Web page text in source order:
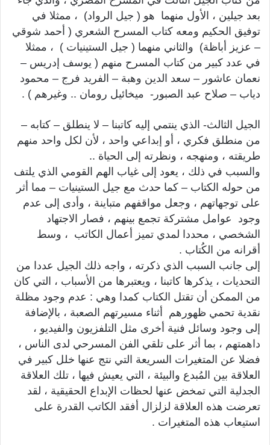
بعد جيلين ، الأول منهما هو ( جيل الرواد) ، ممثلا في
توفيق الحكيم ومعه كتاب المسرح الشعري ( أحمد شوقي
– عزيز أباظة) والثاني منهما ( جيل الستينيات ) ، ممثلا
في عدد كبير من كتاب المسرح منهم ( يوسف إدريس –
نعمان عاشور – سعد الدين وهبة – الفريد فرج – محمود
دياب – صلاح عبد الصبور- ميخائيل رومان .. وغيرهم ) .
الجيل الثالث- الذي ينتمي إليه كاتبنا – لا ينطلق – كتابه –
من منطلق فكري ، أو إبداعي واحد ، لأن لكل واحد منهم
طريقته ، ومنهجه ، ونظرته إلى الحياة ..
والسبب في ذلك ، يعود إلى غياب الهم القومي الذي يلتف
من حوله الكتاب – كما حدث مع جيل الستينيات – مما أثر
على توجهاتهم ، وجعل مواقفهم متباينة ، وأدى إلى عدم
وجود عوامل مشتركة تجمع بينهم ، فصار الاجتهاد
الشخصي ، محددا لمدي تميز أعمال الكاتب ، وسط
أقرانه من الكُتاب .
إلى جانب السبب الذي ذكرته ، واجه ذلك الجيل عددا من
التحديات ، يذكرها كاتبنا ، ويعتبرها من الأسباب ، التي كان
من الممكن أن تقتل الكتاب كمدا وهي : عدم وجود مظلة
نقدية تحمي ظهورهم أثناء مسيرتهم الصعبة ، بالإضافة
إلى وجود وسائل فنية أخرى مثل التلفزيون والفيديو ،
داهمتهم ، بما أثر على تلقي الفن المسرحي لدى الناس ،
فضلا عن المتغيرات السريعة التي نتج عنها خلل كبير في
العلاقة بين المُبدع والبيئة ، التي يعيش فيها ، تلك العلاقة
الجدلية التي تمخض عنها لحظات الإبداع الحقيقية ، لقد
تعرضت هذه العلاقة لزلزال أفقد الكاتب القدرة على
استيعاب هذه المتغيرات .